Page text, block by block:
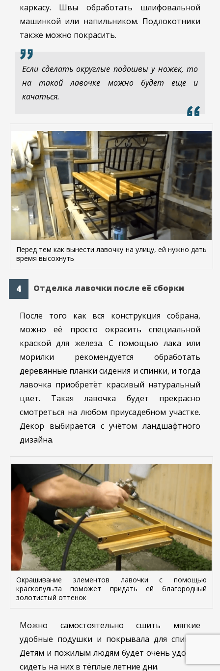
каркасу. Швы обработать шлифовальной
машинкой или напильником. Подлокотники
также можно покрасить.
Если сделать округлые подошвы у ножек, то
на такой лавочке можно будет ещё и
качаться.
Перед тем как вынести лавочку на улицу, ей нужно дать
время высохнуть
Отделка лавочки после её сборки
После того как вся конструкция собрана,
можно её просто окрасить специальной
краской для железа. С помощью лака или
морилки рекомендуется обработать
деревянные планки сидения и спинки, и тогда
лавочка приобретёт красивый натуральный
цвет. Такая лавочка будет прекрасно
смотреться на любом приусадебном участке.
Декор выбирается с учётом ландшафтного
дизайна.
Окрашивание элементов лавочки с помощью
краскопульта поможет придать ей благородный
золотистый оттенок
Можно самостоятельно сшить мягкие
удобные подушки и покрывала для спинки.
Детям и пожилым людям будет очень удобно
сидеть на них в тёплые летние дни.